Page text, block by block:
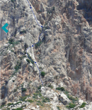
Següent